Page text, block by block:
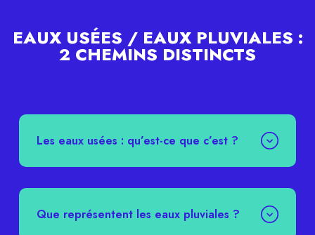
EAUX USÉES / EAUX PLUVIALES :
2 CHEMINS DISTINCTS
Les eaux usées : qu’est-ce que c’est ?
Que représentent les eaux pluviales ?